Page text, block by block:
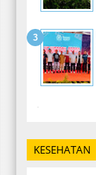
-
KESEHATAN